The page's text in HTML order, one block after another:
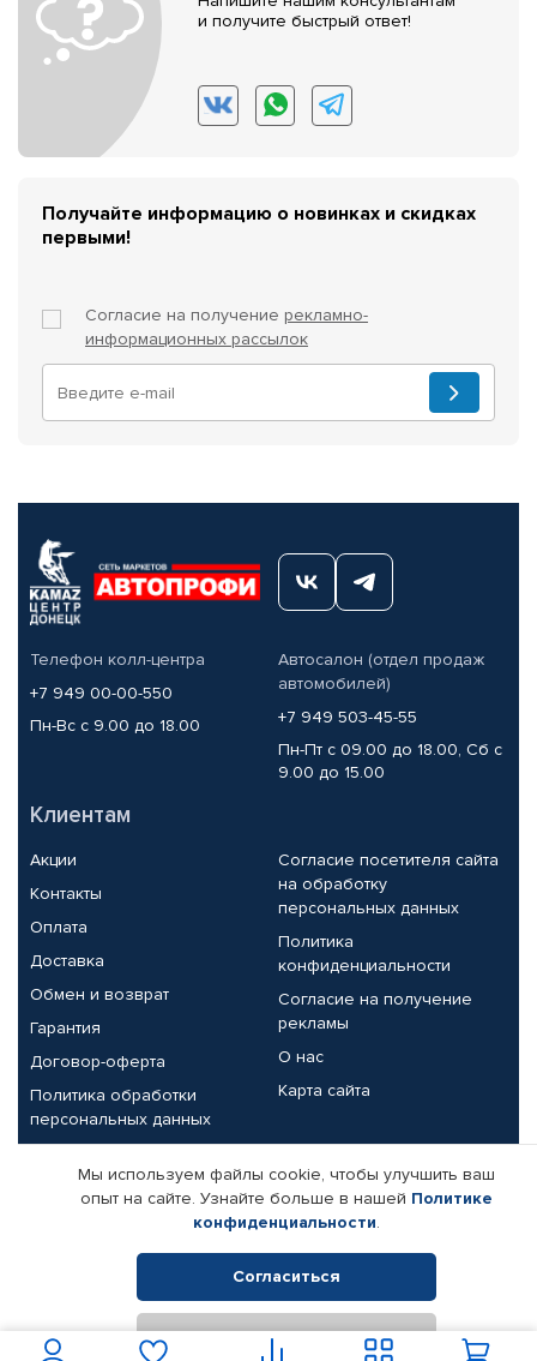
и получите быстрый ответ!
Получайте информацию о новинках и скидках
первыми!
Согласие на получение рекламно-
информационных рассылок
Телефон колл-центра
+7 949 00-00-550
Пн-Вс с 9.00 до 18.00
Автосалон (отдел продаж
автомобилей)
+7 949 503-45-55
Пн-Пт с 09.00 до 18.00, Сб с
9.00 до 15.00
Клиентам
Акции
Контакты
Оплата
Доставка
Обмен и возврат
Гарантия
Договор-оферта
Политика обработки
персональных данных
Согласие посетителя сайта
на обработку
персональных данных
Политика
конфиденциальности
Согласие на получение
рекламы
О нас
Карта сайта
Партнерам
Корпоративным клиентам
Поставщикам
Реквизиты компании
© КАМАЗ ЦЕНТР ДОНЕЦК, 2015-2026. Все права защищены.
Мы используем файлы cookie, чтобы улучшить ваш
опыт на сайте. Узнайте больше в нашей Политике
конфиденциальности.
Согласиться
Отклонить